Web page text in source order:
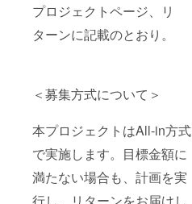
プロジェクトページ、リ
ターンに記載のとおり。
＜募集方式について＞
本プロジェクトはAll-in方式
で実施します。目標金額に
満たない場合も、計画を実
行し、リターンをお届けし